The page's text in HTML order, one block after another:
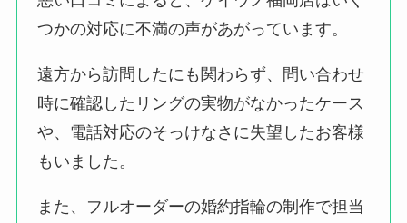
つかの対応に不満の声があがっています。
遠方から訪問したにも関わらず、問い合わせ
時に確認したリングの実物がなかったケース
や、電話対応のそっけなさに失望したお客様
もいました。
また、フルオーダーの婚約指輪の制作で担当